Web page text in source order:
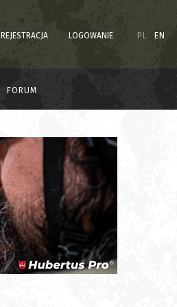
REJESTRACJA LOGOWANIE PL EN
FORUM